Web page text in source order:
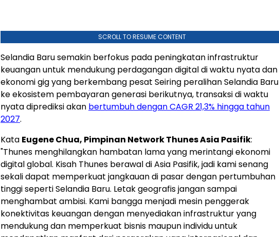
SCROLL TO RESUME CONTENT
Selandia Baru semakin berfokus pada peningkatan infrastruktur
keuangan untuk mendukung perdagangan digital di waktu nyata dan
ekonomi gig yang berkembang pesat Seiring peralihan Selandia Baru
ke ekosistem pembayaran generasi berikutnya, transaksi di waktu
nyata diprediksi akan bertumbuh dengan CAGR 21,3% hingga tahun
2027.
Kata Eugene Chua, Pimpinan Network Thunes Asia Pasifik:
"Thunes menghilangkan hambatan lama yang merintangi ekonomi
digital global. Kisah Thunes berawal di Asia Pasifik, jadi kami senang
sekali dapat memperkuat jangkauan di pasar dengan pertumbuhan
tinggi seperti Selandia Baru. Letak geografis jangan sampai
menghambat ambisi. Kami bangga menjadi mesin penggerak
konektivitas keuangan dengan menyediakan infrastruktur yang
mendukung dan memperkuat bisnis maupun individu untuk